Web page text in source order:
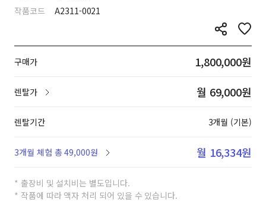
작품코드
A2311-0021
구매가 1,800,000원
렌탈가 월 69,000원
렌탈기간 3개월 (기본)
3개월 체험 총 49,000원 월 16,334원
* 출장비 및 설치비는 별도입니다.
* 작품에 따라 액자 처리 되어 있을 수 있습니다.